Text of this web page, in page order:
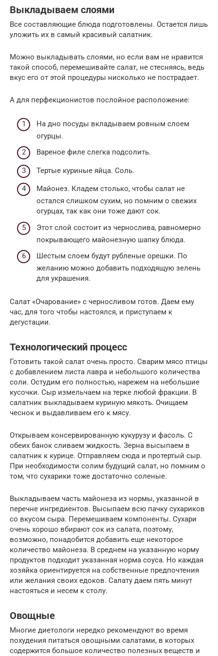
Выкладываем слоями
Все составляющие блюда подготовлены. Остается лишь
уложить их в самый красивый салатник.
Можно выкладывать слоями, но если вам не нравится
такой способ, перемешивайте салат, не стесняясь, ведь
вкус его от этой процедуры нисколько не пострадает.
А для перфекционистов послойное расположение:
На дно посуды вкладываем ровным слоем
огурцы.
Вареное филе слегка подсолить.
Тертые куриные яйца. Соль.
Майонез. Кладем столько, чтобы салат не
остался слишком сухим, но помним о свежих
огурцах, так как они тоже дают сок.
Этот слой состоит из чернослива, равномерно
покрывающего майонезную шапку блюда.
Шестым слоем будут рубленые орешки. По
желанию можно добавить подходящую зелень
для украшения.
Салат «Очарование» с черносливом готов. Даем ему
час, для того чтобы настоялся, и приступаем к
дегустации.
Технологический процесс
Готовить такой салат очень просто. Сварим мясо птицы
с добавлением листа лавра и небольшого количества
соли. Остудим его полностью, нарежем на небольшие
кусочки. Сыр измельчаем на терке любой фракции. В
салатник выкладываем куриную мякоть. Очищаем
чеснок и выдавливаем его к мясу.
Открываем консервированную кукурузу и фасоль. С
обеих банок сливаем жидкость. Зерна высыпаем в
салатник к курице. Отправляем сюда и протертый сыр.
При необходимости солим будущий салат, но помним о
том, что сухарики тоже достаточно соленые.
Выкладываем часть майонеза из нормы, указанной в
перечне ингредиентов. Высыпаем всю пачку сухариков
со вкусом сыра. Перемешиваем компоненты. Сухари
очень хорошо вбирают сок из салата, поэтому,
возможно, понадобится добавить еще некоторое
количество майонеза. В среднем на указанную норму
продуктов подходит указанная норма соуса. Но каждая
хозяйка ориентируется на собственные предпочтения
или желания своих едоков. Салату даем пять минут
настояться и несем к столу.
Овощные
Многие диетологи нередко рекомендуют во время
похудения питаться овощными салатами, в которых
содержится большое количество полезных веществ и